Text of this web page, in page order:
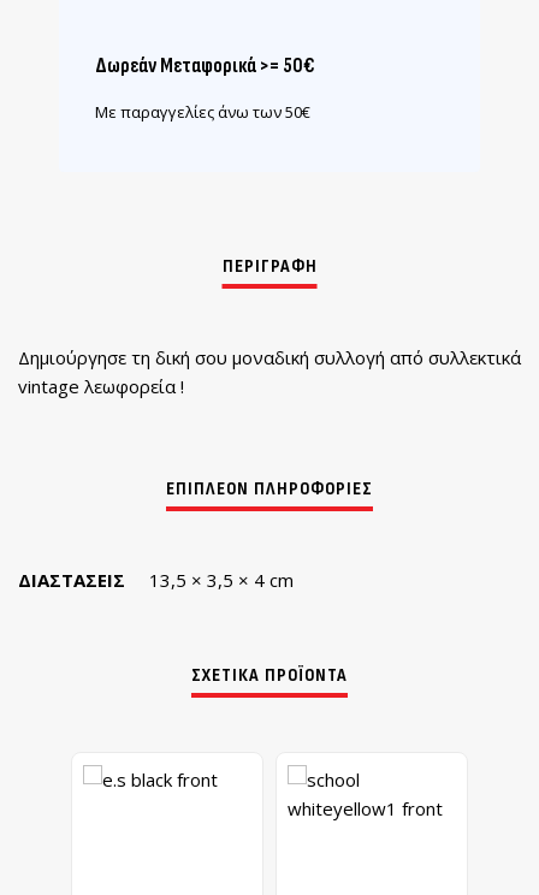
Δωρεάν Μεταφορικά >= 50€
Με παραγγελίες άνω των 50€
Δημιούργησε τη δική σου μοναδική συλλογή από συλλεκτικά
vintage λεωφορεία !
ΔΙΑΣΤΆΣΕΙΣ 13,5 × 3,5 × 4 cm
ΣΧΕΤΙΚΆ ΠΡΟΪΌΝΤΑ